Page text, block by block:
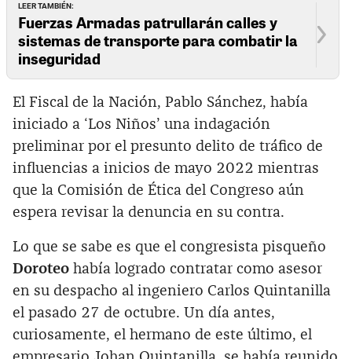
LEER TAMBIÉN:
Fuerzas Armadas patrullarán calles y
sistemas de transporte para combatir la
inseguridad
El Fiscal de la Nación, Pablo Sánchez, había
iniciado a ‘Los Niños’ una indagación
preliminar por el presunto delito de tráfico de
influencias a inicios de mayo 2022 mientras
que la Comisión de Ética del Congreso aún
espera revisar la denuncia en su contra.
Lo que se sabe es que el congresista pisqueño
Doroteo había logrado contratar como asesor
en su despacho al ingeniero Carlos Quintanilla
el pasado 27 de octubre. Un día antes,
curiosamente, el hermano de este último, el